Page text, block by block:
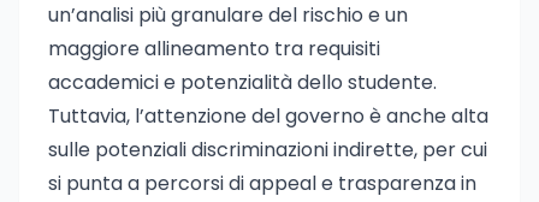
un’analisi più granulare del rischio e un
maggiore allineamento tra requisiti
accademici e potenzialità dello studente.
Tuttavia, l’attenzione del governo è anche alta
sulle potenziali discriminazioni indirette, per cui
si punta a percorsi di appeal e trasparenza in